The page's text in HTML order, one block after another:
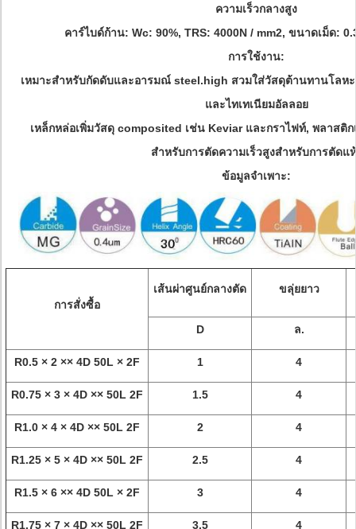
ความเร็วกลางสูง
คาร์ไบด์ก้าน: Wc: 90%, TRS: 4000N / mm2, ขนาดเม็ด:
การใช้งาน:
เหมาะสำหรับกัดดับและอารมณ์ steel.high สวมใส่วัสดุต้านทานโลห
และไทเทเนียมอัลลอย
เหล็กหล่อเพิ่มวัสดุ composited เช่น Keviar และกราไฟท์, พลาสติก
สำหรับการตัดความเร็วสูงสำหรับการตัดแ
ข้อมูลจำเพาะ:
การสั่งซื้อ
เส้นผ่าศูนย์กลางตัด ขลุ่ยยาว
D ล.
R0.5 × 2 ×× 4D 50L × 2F 1 4
R0.75 × 3 × 4D ×× 50L 2F 1.5 4
R1.0 × 4 × 4D ×× 50L 2F 2 4
R1.25 × 5 × 4D ×× 50L 2F 2.5 4
R1.5 × 6 ×× 4D 50L × 2F 3 4
R1.75 × 7 × 4D ×× 50L 2F 3.5 4